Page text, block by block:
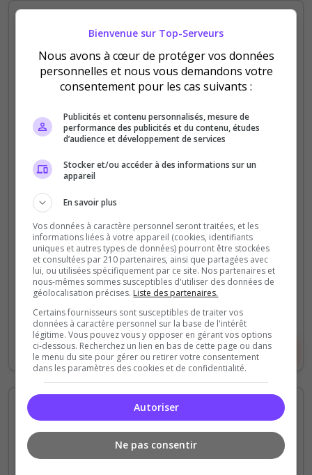
Nomad Zone Official+ NO BASE MODDE
Loot Offi+ , Shop en ligne ,Évents réguliers ,Défis
,Voitures Full À découvrir :1Bunker 1 Dark...
35
votes
22
clics
(0)
Voir le serveur Voter
Bienvenue sur Top-Serveurs
Nous avons à cœur de protéger vos données
personnelles et nous vous demandons votre
consentement pour les cas suivants :
Publicités et contenu personnalisés, mesure de
performance des publicités et du contenu, études
d’audience et développement de services
Stocker et/ou accéder à des informations sur un
appareil
En savoir plus
Vos données à caractère personnel seront traitées, et les
informations liées à votre appareil (cookies, identifiants
uniques et autres types de données) pourront être stockées
et consultées par 210 partenaires, ainsi que partagées avec
lui, ou utilisées spécifiquement par ce site. Nos partenaires et
nous-mêmes sommes susceptibles d'utiliser des données de
géolocalisation précises. Liste des partenaires.
Certains fournisseurs sont susceptibles de traiter vos
données à caractère personnel sur la base de l'intérêt
légitime. Vous pouvez vous y opposer en gérant vos options
ci-dessous. Recherchez un lien en bas de cette page ou dans
le menu du site pour gérer ou retirer votre consentement
dans les paramètres des cookies et de confidentialité.
Autoriser
Ne pas consentir